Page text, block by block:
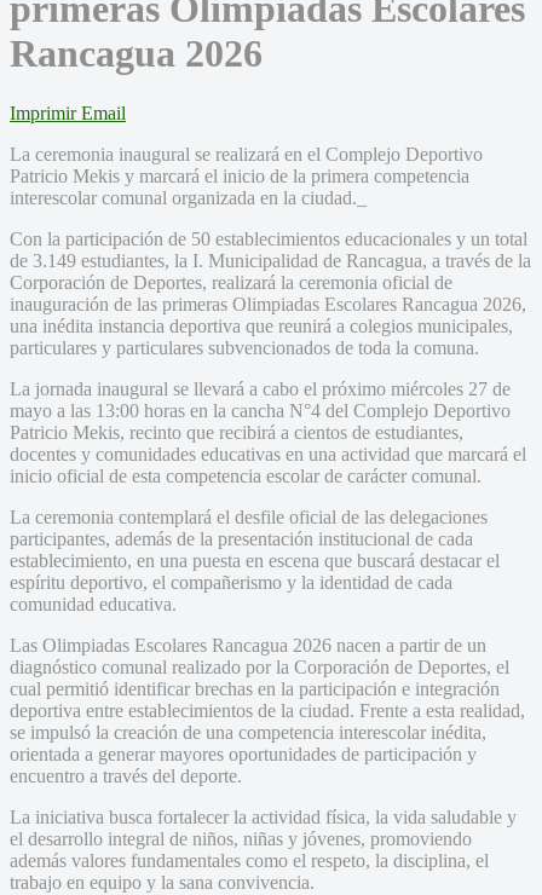
primeras Olimpiadas Escolares
Rancagua 2026
Imprimir Email
La ceremonia inaugural se realizará en el Complejo Deportivo
Patricio Mekis y marcará el inicio de la primera competencia
interescolar comunal organizada en la ciudad._
Con la participación de 50 establecimientos educacionales y un total
de 3.149 estudiantes, la I. Municipalidad de Rancagua, a través de la
Corporación de Deportes, realizará la ceremonia oficial de
inauguración de las primeras Olimpiadas Escolares Rancagua 2026,
una inédita instancia deportiva que reunirá a colegios municipales,
particulares y particulares subvencionados de toda la comuna.
La jornada inaugural se llevará a cabo el próximo miércoles 27 de
mayo a las 13:00 horas en la cancha N°4 del Complejo Deportivo
Patricio Mekis, recinto que recibirá a cientos de estudiantes,
docentes y comunidades educativas en una actividad que marcará el
inicio oficial de esta competencia escolar de carácter comunal.
La ceremonia contemplará el desfile oficial de las delegaciones
participantes, además de la presentación institucional de cada
establecimiento, en una puesta en escena que buscará destacar el
espíritu deportivo, el compañerismo y la identidad de cada
comunidad educativa.
Las Olimpiadas Escolares Rancagua 2026 nacen a partir de un
diagnóstico comunal realizado por la Corporación de Deportes, el
cual permitió identificar brechas en la participación e integración
deportiva entre establecimientos de la ciudad. Frente a esta realidad,
se impulsó la creación de una competencia interescolar inédita,
orientada a generar mayores oportunidades de participación y
encuentro a través del deporte.
La iniciativa busca fortalecer la actividad física, la vida saludable y
el desarrollo integral de niños, niñas y jóvenes, promoviendo
además valores fundamentales como el respeto, la disciplina, el
trabajo en equipo y la sana convivencia.